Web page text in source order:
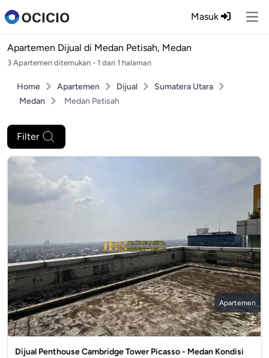
Masuk
Apartemen Dijual di Medan Petisah, Medan
3 Apartemen ditemukan - 1 dari 1 halaman
Home Apartemen Dijual
Sumatera Utara
Medan
Medan Petisah
Filter
Apartemen
Dijual Penthouse Cambridge Tower Picasso - Medan Kondisi